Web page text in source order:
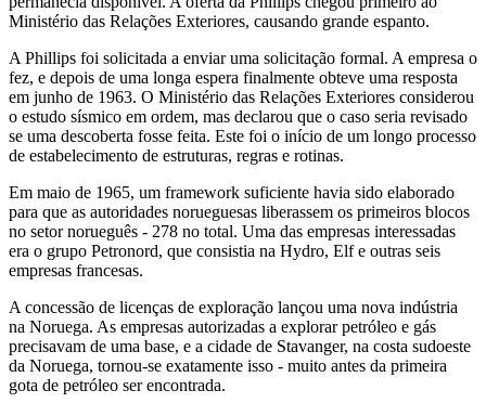
Ministério das Relações Exteriores, causando grande espanto.
A Phillips foi solicitada a enviar uma solicitação formal. A empresa o
fez, e depois de uma longa espera finalmente obteve uma resposta
em junho de 1963. O Ministério das Relações Exteriores considerou
o estudo sísmico em ordem, mas declarou que o caso seria revisado
se uma descoberta fosse feita. Este foi o início de um longo processo
de estabelecimento de estruturas, regras e rotinas.
Em maio de 1965, um framework suficiente havia sido elaborado
para que as autoridades norueguesas liberassem os primeiros blocos
no setor norueguês - 278 no total. Uma das empresas interessadas
era o grupo Petronord, que consistia na Hydro, Elf e outras seis
empresas francesas.
A concessão de licenças de exploração lançou uma nova indústria
na Noruega. As empresas autorizadas a explorar petróleo e gás
precisavam de uma base, e a cidade de Stavanger, na costa sudoeste
da Noruega, tornou-se exatamente isso - muito antes da primeira
gota de petróleo ser encontrada.